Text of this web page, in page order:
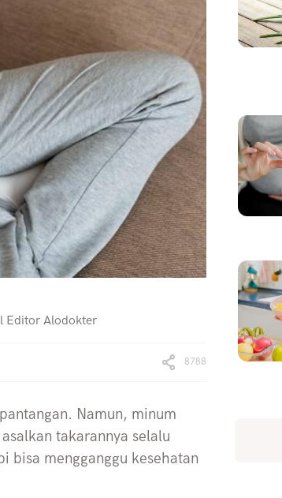
Editor Alodokter
8788
Namun, minum
takarannya selalu
bisa mengganggu kesehatan